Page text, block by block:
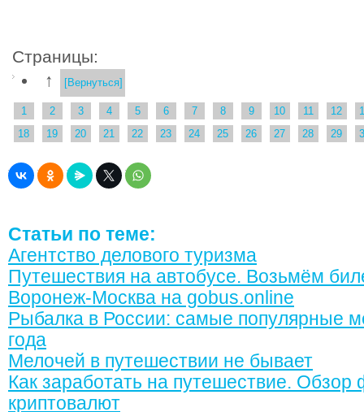
Страницы:
↑
[Вернуться]
1 2 3 4 5 6 7 8 9 10 11 12
18
19 20 21 22 23 24 25 26 27 28 29
Статьи по теме:
Агентство делового туризма
Путешествия на автобусе. Возьмём
Воронеж-Москва на gobus.online
Рыбалка в России: самые популярные
года
Мелочей в путешествии не бывает
Как заработать на путешествие. Обзор
криптовалют